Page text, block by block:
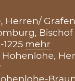
Herren/ Grafen
Bischof
mehr